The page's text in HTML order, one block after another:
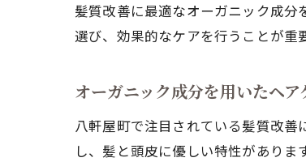
髪質改善に最適なオーガニック成
選び、効果的なケアを行うことが重
オーガニック成分を用いたヘア
八軒屋町で注目されている髪質改
し、髪と頭皮に優しい特性があり